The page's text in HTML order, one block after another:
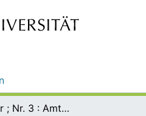
Finne-Kurier ; Nr. 3 : Amtsblatt der Verbandsgemeinde An der Finne mit amtlichen Bekanntmachungen der Gemeinden An der Poststraße, Stadt Bad Bibra, Stadt Eckartsberga, Finne, Finneland, Kaiserpfalz und Lanitz-Hassel-Tal